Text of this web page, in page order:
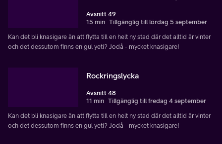
Avsnitt 49
15 min Tillgänglig till lördag 5 september
Kan det bli knasigare än att flytta till en helt ny stad där det alltid är vinter
och det dessutom finns en gul yeti? Jodå - mycket knasigare!
Rockringslycka
Avsnitt 48
11 min Tillgänglig till fredag 4 september
Kan det bli knasigare än att flytta till en helt ny stad där det alltid är vinter
och det dessutom finns en gul yeti? Jodå - mycket knasigare!